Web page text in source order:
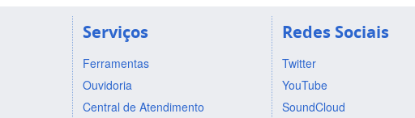
Serviços
Ferramentas
Ouvidoria
Central de Atendimento
Redes Sociais
Twitter
YouTube
SoundCloud